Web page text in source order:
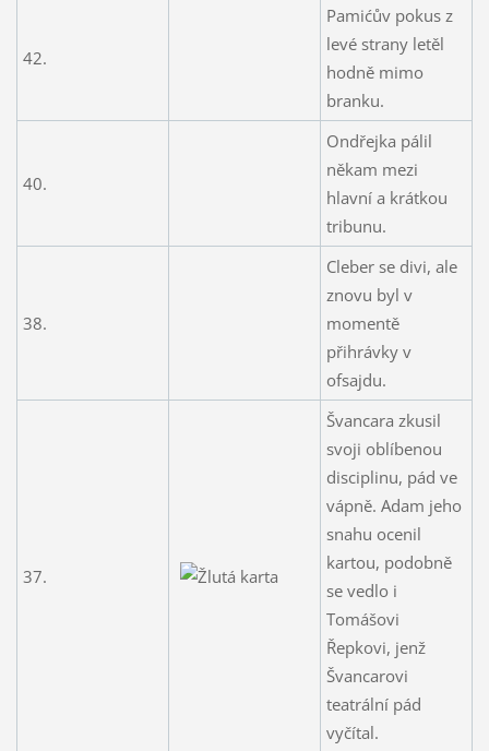
42.
Pamićův pokus z
levé strany letěl
hodně mimo
branku.
40.
Ondřejka pálil
někam mezi
hlavní a krátkou
tribunu.
38.
Cleber se divi, ale
znovu byl v
momentě
přihrávky v
ofsajdu.
37.
Švancara zkusil
svoji oblíbenou
disciplinu, pád ve
vápně. Adam jeho
snahu ocenil
kartou, podobně
se vedlo i
Tomášovi
Řepkovi, jenž
Švancarovi
teatrální pád
vyčítal.